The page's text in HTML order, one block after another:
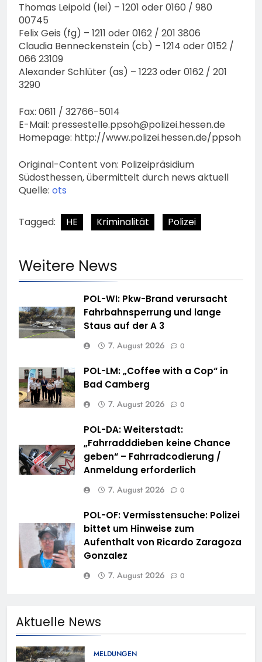
Thomas Leipold (lei) – 1201 oder 0160 / 980
00745
Felix Geis (fg) – 1211 oder 0162 / 201 3806
Claudia Benneckenstein (cb) – 1214 oder 0152 /
066 23109
Alexander Schlüter (as) – 1223 oder 0162 / 201
3290
Fax: 0611 / 32766-5014
E-Mail: pressestelle.ppsoh@polizei.hessen.de
Homepage: http://www.polizei.hessen.de/ppsoh
Original-Content von: Polizeipräsidium
Südosthessen, übermittelt durch news aktuell
Quelle: ots
Tagged: HE Kriminalität Polizei
Weitere News
POL-WI: Pkw-Brand verursacht
Fahrbahnsperrung und lange
Staus auf der A 3
7. August 2026 0
POL-LM: „Coffee with a Cop“ in
Bad Camberg
7. August 2026 0
POL-DA: Weiterstadt:
„Fahrradddieben keine Chance
geben“ – Fahrradcodierung /
Anmeldung erforderlich
7. August 2026 0
POL-OF: Vermisstensuche: Polizei
bittet um Hinweise zum
Aufenthalt von Ricardo Zaragoza
Gonzalez
7. August 2026 0
Aktuelle News
MELDUNGEN